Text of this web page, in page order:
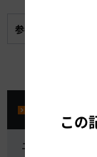
参考資料:
ニュースリリース
この